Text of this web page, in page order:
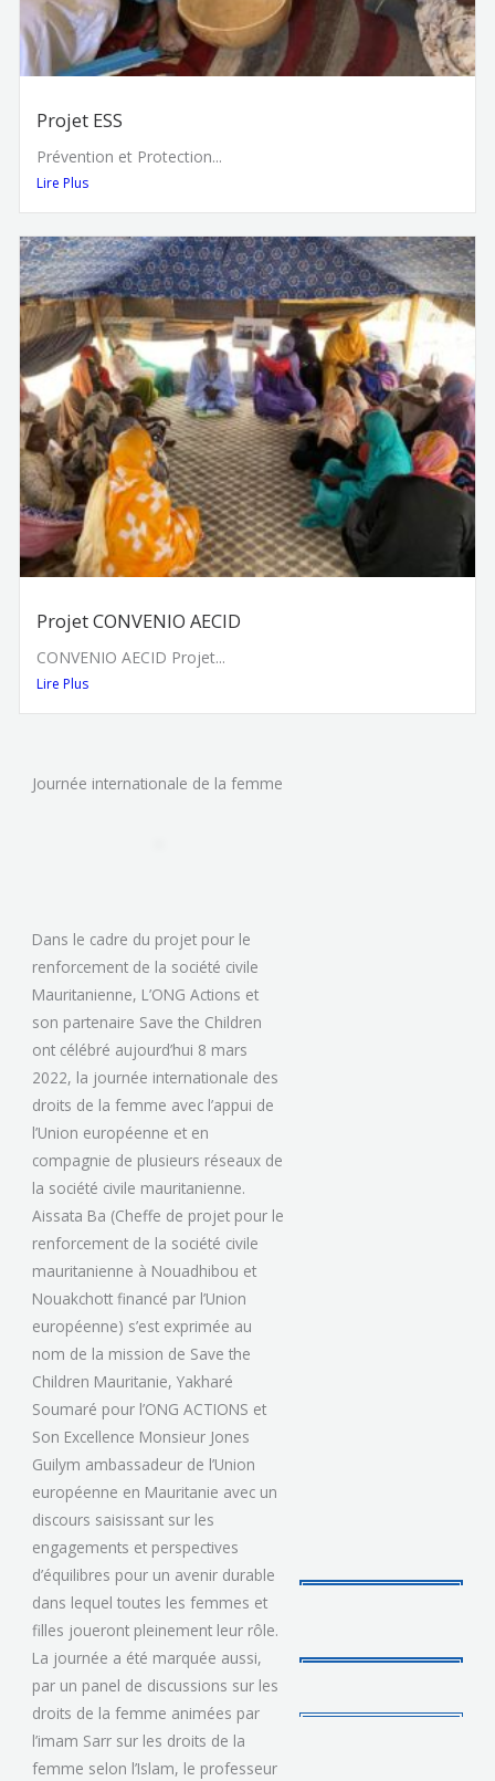
Projet ESS
Prévention et Protection...
Lire Plus
Projet CONVENIO AECID
CONVENIO AECID Projet...
Lire Plus
Journée internationale de la femme
Dans le cadre du projet pour le
renforcement de la société civile
Mauritanienne, L’ONG Actions et
son partenaire Save the Children
ont célébré aujourd’hui 8 mars
2022, la journée internationale des
droits de la femme avec l’appui de
l’Union européenne et en
compagnie de plusieurs réseaux de
la société civile mauritanienne.
Aissata Ba (Cheffe de projet pour le
renforcement de la société civile
mauritanienne à Nouadhibou et
Nouakchott financé par l’Union
européenne) s’est exprimée au
nom de la mission de Save the
Children Mauritanie, Yakharé
Soumaré pour l’ONG ACTIONS et
Son Excellence Monsieur Jones
Guilym ambassadeur de l’Union
européenne en Mauritanie avec un
discours saisissant sur les
engagements et perspectives
d’équilibres pour un avenir durable
dans lequel toutes les femmes et
filles joueront pleinement leur rôle.
La journée a été marquée aussi,
par un panel de discussions sur les
droits de la femme animées par
l’imam Sarr sur les droits de la
femme selon l’Islam, le professeur